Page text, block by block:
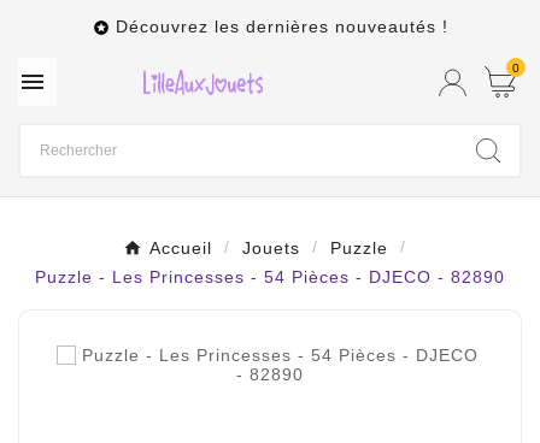
 Découvrez les dernières nouveautés !
 0
Accueil Jouets
Puzzle
Puzzle - Les Princesses - 54 Pièces - DJECO - 82890